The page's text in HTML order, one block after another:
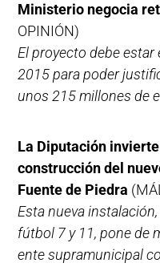
Ministerio negocia
OPINIÓN)
El proyecto debe
2015 para poder
unos 215 millones de
La Diputación
construcción del
Fuente de Piedra
Esta nueva
fútbol 7 y 11, pone de
ente supramunicipal